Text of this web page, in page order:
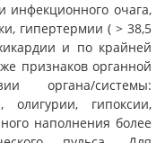
инфекционного очага,
гипертермии ( > 38,5
и по крайней
признаков органной
органа/системы:
олигурии, гипоксии,
наполнения более